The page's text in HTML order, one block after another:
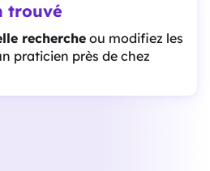
trouvé
rechercheou modifiez les
praticien près de chez